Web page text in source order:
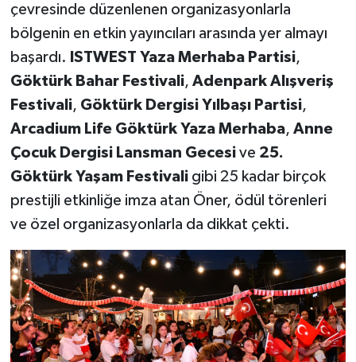
çevresinde düzenlenen organizasyonlarla
bölgenin en etkin yayıncıları arasında yer almayı
başardı. ISTWEST Yaza Merhaba Partisi,
Göktürk Bahar Festivali, Adenpark Alışveriş
Festivali, Göktürk Dergisi Yılbaşı Partisi,
Arcadium Life Göktürk Yaza Merhaba, Anne
Çocuk Dergisi Lansman Gecesive 25.
Göktürk Yaşam Festivaligibi 25 kadar birçok
prestijli etkinliğe imza atan Öner, ödül törenleri
ve özel organizasyonlarla da dikkat çekti.